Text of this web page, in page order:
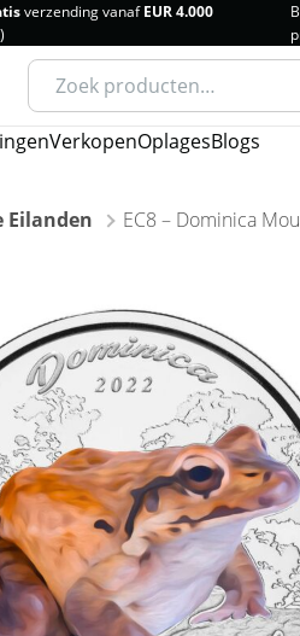
verzending vanafEUR 4.000
Zoeken
naar:
VerkopenOplagesBlogs
Eilanden EC8 – Dominica